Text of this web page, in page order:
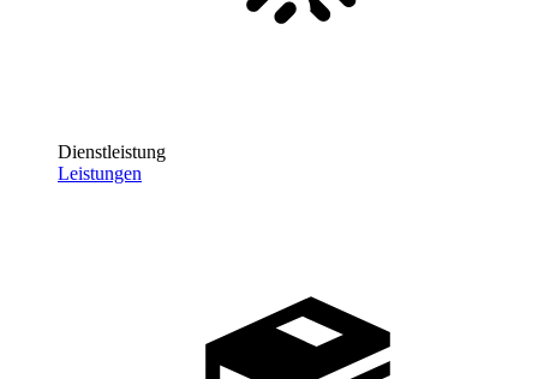
Dienstleistung
Leistungen